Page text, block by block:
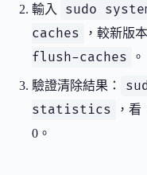
輸入
sudo
caches
，較新版
flush-caches
。
驗證清除結果：
statistics
，看
0。